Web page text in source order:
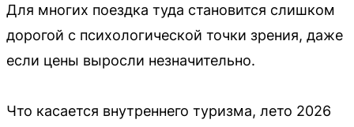
Для многих поездка туда становится слишком
дорогой с психологической точки зрения, даже
если цены выросли незначительно.
Что касается внутреннего туризма, лето 2026